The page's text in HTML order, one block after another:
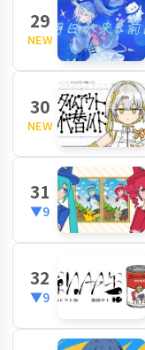
29
NEW
30
NEW
31
▼9
32
▼9